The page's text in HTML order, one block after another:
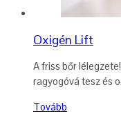
Oxigén Lift
A friss bőr
ragyogóvá tesz és
Tovább